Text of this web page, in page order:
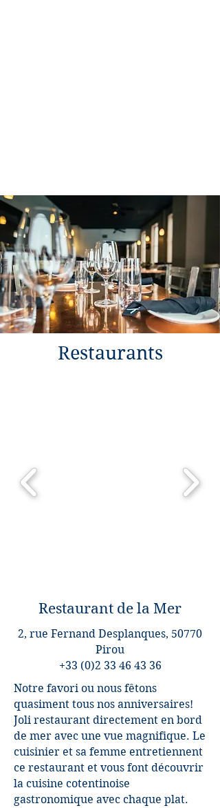
Restaurants
Restaurant de la Mer
2, rue Fernand Desplanques, 50770
Pirou
+33 (0)2 33 46 43 36
Notre favori ou nous fêtons
quasiment tous nos anniversaires!
Joli restaurant directement en bord
de mer avec une vue magnifique. Le
cuisinier et sa femme entretiennent
ce restaurant et vous font découvrir
la cuisine cotentinoise
gastronomique avec chaque plat.